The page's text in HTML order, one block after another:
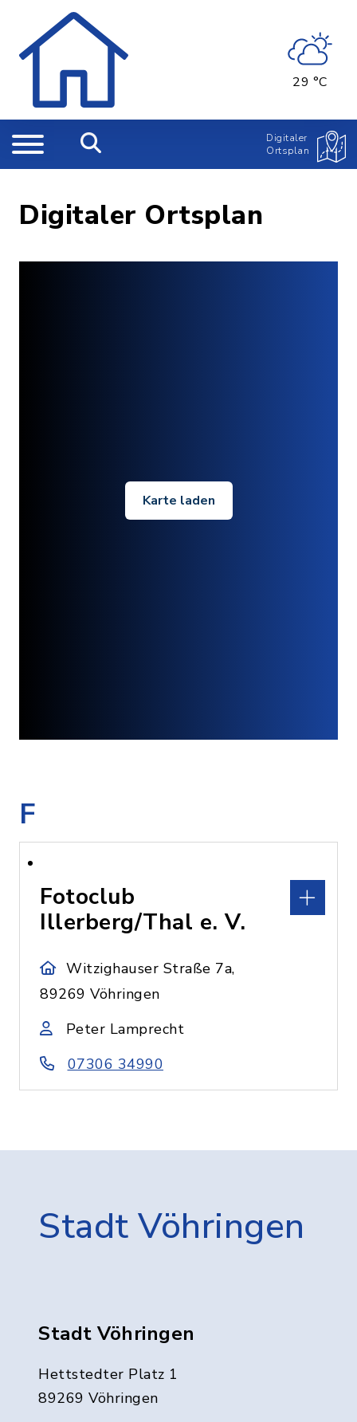
29 °C
Digitaler
Ortsplan
Digitaler Ortsplan
Karte laden
F
Fotoclub
Illerberg/Thal e. V.
Witzighauser Straße 7a,
89269 Vöhringen
Peter Lamprecht
07306 34990
Stadt Vöhringen
Stadt Vöhringen
Hettstedter Platz 1
89269 Vöhringen